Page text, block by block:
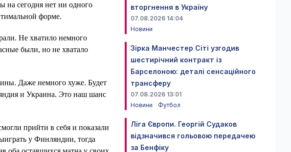
на сегодня нет ни одного
форме.
Не хватило немного
были, но не хватало
Даже немного хуже. Будет
и Украина. Это наш шанс
прийти в себя и показали
у Финляндии, тогда
вторгнення в Україну
07.08.2026 14:04
Новини
Зірка Манчестер Сіті узгодив
шестирічний контракт із
Барселоною: деталі сенсаційного
трансферу
07.08.2026 13:01
Новини
Футбол
Ліга Європи. Георгій Судаков
відзначився гольовою передачею
за Бенфіку